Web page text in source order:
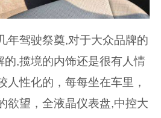
年驾驶祭奠,对于大众品牌的
的,揽境的内饰还是很有人情
人性化的，每每坐在车里，
欲望，全液晶仪表盘,中控大